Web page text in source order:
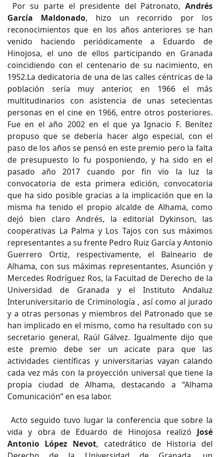
Por su parte el presidente del Patronato, Andrés
García Maldonado, hizo un recorrido por los
reconocimientos que en los años anteriores se han
venido haciendo periódicamente a Eduardo de
Hinojosa, el uno de ellos participando en Granada
coincidiendo con el centenario de su nacimiento, en
1952.La dedicatoria de una de las calles céntricas de la
población sería muy anterior, en 1966 el más
multitudinarios con asistencia de unas setecientas
personas en el cine en 1966, entre otros posteriores.
Fue en el año 2002 en el que ya Ignacio F. Benítez
propuso que se debería hacer algo especial, con el
paso de los años se pensó en este premio pero la falta
de presupuesto lo fu posponiendo, y ha sido en el
pasado año 2017 cuando por fin vio la luz la
convocatoria de esta primera edición, convocatoria
que ha sido posible gracias a la implicación que en la
misma ha tenido el propio alcalde de Alhama, como
dejó bien claro Andrés, la editorial Dykinson, las
cooperativas La Palma y Los Tajos con sus máximos
representantes a su frente Pedro Ruiz García y Antonio
Guerrero Ortiz, respectivamente, el Balneario de
Alhama, con sus máximas representantes, Asunción y
Mercedes Rodríguez Ros, la Facultad de Derecho de la
Universidad de Granada y el Instituto Andaluz
Interuniversitario de Criminología , así como al jurado
y a otras personas y miembros del Patronado que se
han implicado en el mismo, como ha resultado con su
secretario general, Raúl Gálvez. Igualmente dijo que
este premio debe ser un acicate para que las
actividades científicas y universitarias vayan calando
cada vez más con la proyección universal que tiene la
propia ciudad de Alhama, destacando a “Alhama
Comunicación” en esa labor.
Acto seguido tuvo lugar la conferencia que sobre la
vida y obra de Eduardo de Hinojosa realizó José
Antonio López Nevot, catedrático de Historia del